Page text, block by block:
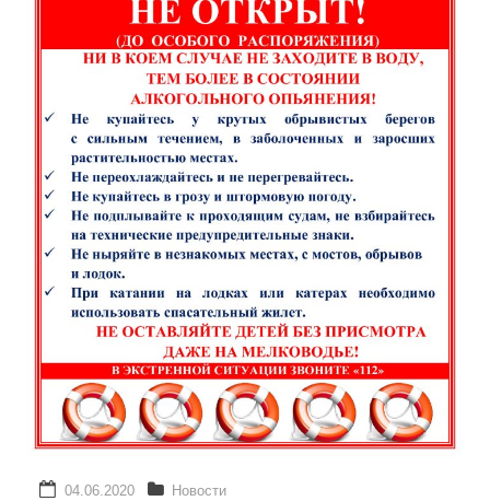
Реализация соц заказа
Напишите нам
04.06.2020 Новости